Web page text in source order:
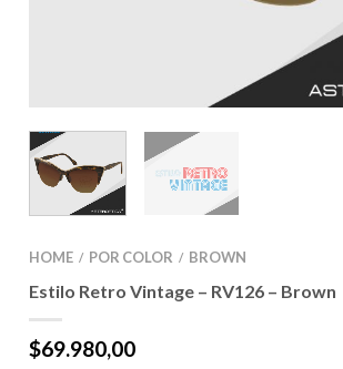
HOME / POR COLOR / BROWN
Estilo Retro Vintage – RV126 – Brown
$69.980,00